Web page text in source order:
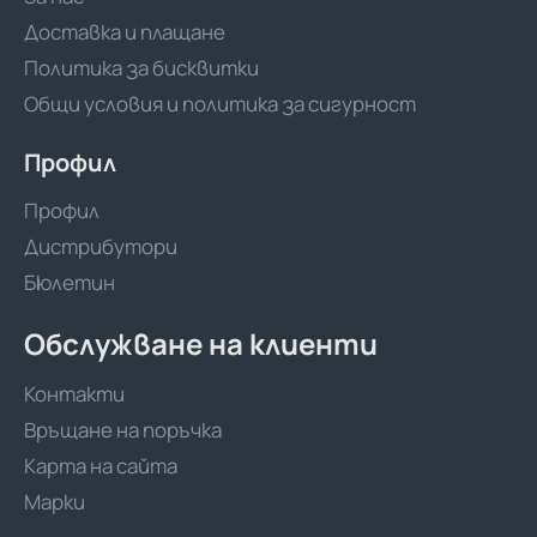
Доставка и плащане
Политика за бисквитки
Общи условия и политика за сигурност
Профил
Профил
Дистрибутори
Бюлетин
Обслужване на клиенти
Контакти
Връщане на поръчка
Карта на сайта
Марки